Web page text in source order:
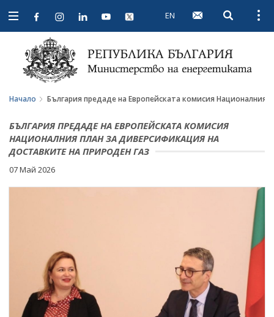
Open
navigation
EN Open
Начало България предаде на Европейската комисия Националния
БЪЛГАРИЯ ПРЕДАДЕ НА ЕВРОПЕЙСКАТА КОМИСИЯ
НАЦИОНАЛНИЯ ПЛАН ЗА ДИВЕРСИФИКАЦИЯ НА
ДОСТАВКИТЕ НА ПРИРОДЕН ГАЗ
07 Май 2026